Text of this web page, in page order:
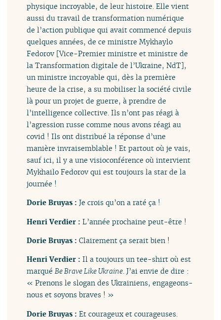
physique incroyable, de leur histoire. Elle vient
aussi du travail de transformation numérique
de l’action publique qui avait commencé depuis
quelques années, de ce ministre Mykhaylo
Fedorov [Vice-Premier ministre et ministre de
la Transformation digitale de l’Ukraine, NdT],
un ministre incroyable qui, dès la première
heure de la crise, a su mobiliser la société civile
là pour un projet de guerre, à prendre de
l’intelligence collective. Ils n’ont pas réagi à
l’agression russe comme nous avons réagi au
covid ! Ils ont distribué la réponse d’une
manière invraisemblable ! Et partout où je vais,
sauf ici, il y a une visioconférence où intervient
Mykhailo Fedorov qui est toujours la star de la
journée !
Dorie Bruyas :Je crois qu’on a raté ça !
Henri Verdier :L’année prochaine peut-être !
Dorie Bruyas :Clairement ça serait bien !
Henri Verdier :Il a toujours un tee-shirt où est
marquéBe Brave Like Ukraine. J’ai envie de dire :
« Prenons le slogan des Ukrainiens, engageons-
nous et soyons braves ! »
Dorie Bruyas :Et courageux et courageuses.